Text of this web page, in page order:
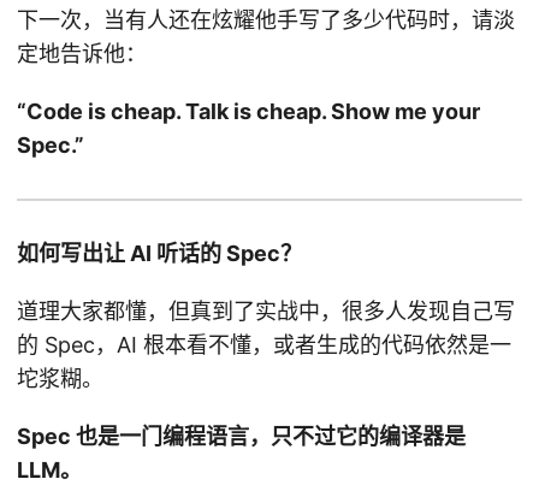
下一次，当有人还在炫耀他手写了多少代码时，请淡
定地告诉他：
“Code is cheap. Talk is cheap. Show me your
Spec.”
如何写出让 AI 听话的 Spec？
道理大家都懂，但真到了实战中，很多人发现自己写
的 Spec，AI 根本看不懂，或者生成的代码依然是一
坨浆糊。
Spec 也是一门编程语言，只不过它的编译器是
LLM。